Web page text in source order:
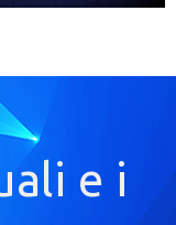
e i